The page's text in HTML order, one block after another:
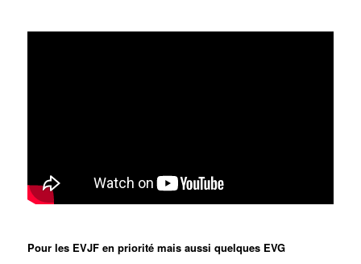
Pour les EVJF en priorité mais aussi quelques EVG